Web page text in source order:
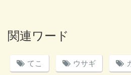
関連ワード
てこ ウサギ